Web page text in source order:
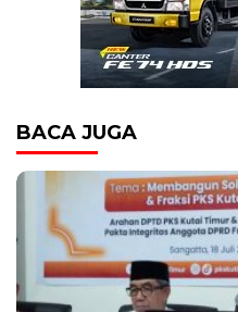
BACA JUGA